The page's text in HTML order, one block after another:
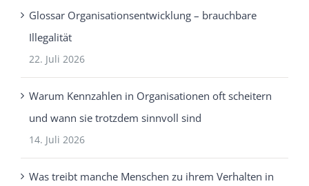
Glossar Organisationsentwicklung – brauchbare
Illegalität
22. Juli 2026
Warum Kennzahlen in Organisationen oft scheitern
und wann sie trotzdem sinnvoll sind
14. Juli 2026
Was treibt manche Menschen zu ihrem Verhalten in